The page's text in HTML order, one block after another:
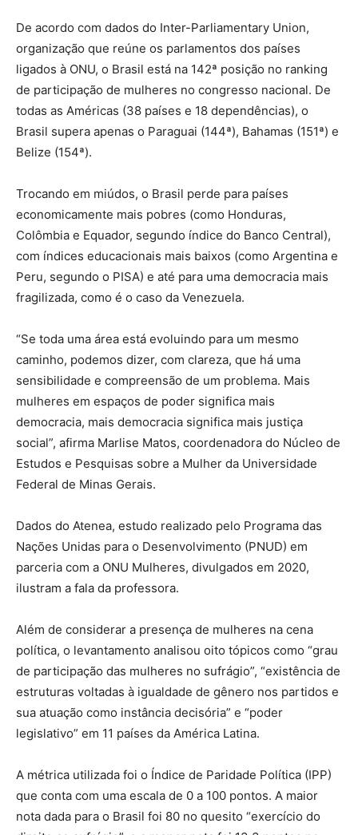
De acordo com dados do Inter-Parliamentary Union,
organização que reúne os parlamentos dos países
ligados à ONU, o Brasil está na 142ª posição no ranking
de participação de mulheres no congresso nacional. De
todas as Américas (38 países e 18 dependências), o
Brasil supera apenas o Paraguai (144ª), Bahamas (151ª) e
Belize (154ª).
Trocando em miúdos, o Brasil perde para países
economicamente mais pobres (como Honduras,
Colômbia e Equador, segundo índice do Banco Central),
com índices educacionais mais baixos (como Argentina e
Peru, segundo o PISA) e até para uma democracia mais
fragilizada, como é o caso da Venezuela.
“Se toda uma área está evoluindo para um mesmo
caminho, podemos dizer, com clareza, que há uma
sensibilidade e compreensão de um problema. Mais
mulheres em espaços de poder significa mais
democracia, mais democracia significa mais justiça
social”, afirma Marlise Matos, coordenadora do Núcleo de
Estudos e Pesquisas sobre a Mulher da Universidade
Federal de Minas Gerais.
Dados do Atenea, estudo realizado pelo Programa das
Nações Unidas para o Desenvolvimento (PNUD) em
parceria com a ONU Mulheres, divulgados em 2020,
ilustram a fala da professora.
Além de considerar a presença de mulheres na cena
política, o levantamento analisou oito tópicos como “grau
de participação das mulheres no sufrágio”, “existência de
estruturas voltadas à igualdade de gênero nos partidos e
sua atuação como instância decisória” e “poder
legislativo” em 11 países da América Latina.
A métrica utilizada foi o Índice de Paridade Política (IPP)
que conta com uma escala de 0 a 100 pontos. A maior
nota dada para o Brasil foi 80 no quesito “exercício do